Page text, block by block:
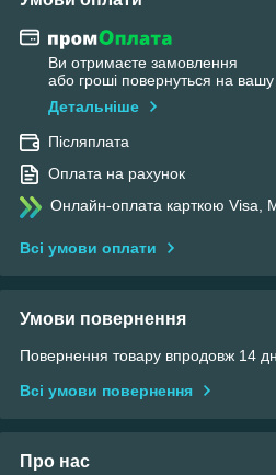
Ви отримаєте замовлення
або гроші повернуться на вашу
Детальніше
Післяплата
Оплата на рахунок
Онлайн-оплата карткою Visa,
Всі умови оплати
Умови повернення
Повернення товару впродовж 14
Всі умови повернення
Про нас